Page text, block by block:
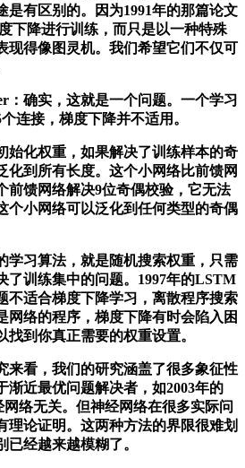
是有区别的。因为1991年的那篇论文
下降进行训练，而只是以一种特殊
现得像图灵机。我们希望它们不仅可
确实，这就是一个问题。一个学习
连接，梯度下降并不适用。
化权重，如果解决了训练样本的奇
化到所有长度。这个小网络比前馈网
前馈网络解决9位奇偶校验，它无法
个小网络可以泛化到任何类型的奇偶
习算法，就是随机搜索权重，只需
了训练集中的问题。1997年的LSTM
不适合梯度下降学习，离散程序搜索
网络的程序，梯度下降有时会陷入困
到你真正需要的权重设置。
看，我们的研究涵盖了很多象征性
渐近最优问题解决者，如2003年的
络无关。但神经网络在很多实际问
理论证明。这两种方法的界限很难划
经越来越模糊了。